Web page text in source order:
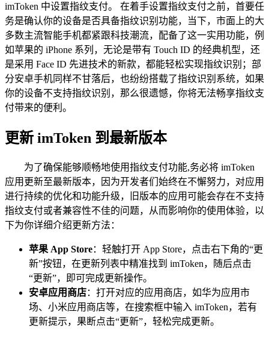
imToken 中设置指纹支付。 在着手设置指纹支付之前，首要任
务是确认你的设备是否具备指纹识别功能，当下，市面上的大
多数主流智能手机都紧跟科技潮流，配备了这一实用功能，例
如苹果的 iPhone 系列，无论是带有 Touch ID 的经典机型，还
是采用 Face ID 先进技术的新款，都能轻松实现指纹识别；部
分安卓手机同样不甘落后，也纷纷搭载了指纹识别系统，如果
你的设备不支持指纹识别，那么很遗憾，你将无法畅享指纹支
付带来的便利。
更新 imToken 到最新版本
为了确保能够顺畅地使用指纹支付功能,务必将 imToken
应用更新至最新版本，因为开发者们始终在不懈努力，对应用
进行持续的优化和功能升级，旧版本的应用可能会存在不支持
指纹支付或者兼容性不佳的问题，从而影响你的使用体验，以
下为你详细介绍更新方法：
苹果 App Store：轻触打开 App Store，点击右下角的“更
新”按钮，在更新列表中精准找到 imToken，随后点击
“更新”，即可完成更新操作。
安卓应用商店：打开对应的应用商店，如华为应用市
场、小米应用商店等，在搜索框中输入 imToken，若有
更新提示，果断点击“更新”，轻松完成更新。